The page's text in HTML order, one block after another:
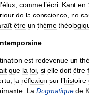
l’élu», comme l’écrit Kant en
de la conscience ne
être un thème
est redevenue un
que la foi si elle doit être
; la réflexion sur l’histoire
La Dogmatique de